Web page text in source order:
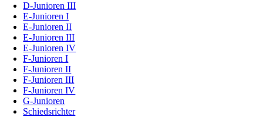
D-Junioren III
E-Junioren I
E-Junioren II
E-Junioren III
E-Junioren IV
F-Junioren I
F-Junioren II
F-Junioren III
F-Junioren IV
G-Junioren
Schiedsrichter